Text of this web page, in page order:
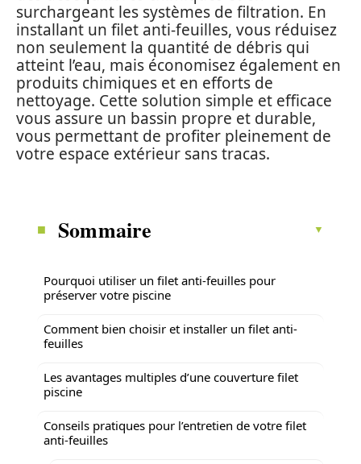
surchargeant les systèmes de filtration. En
installant un filet anti-feuilles, vous réduisez
non seulement la quantité de débris qui
atteint l’eau, mais économisez également en
produits chimiques et en efforts de
nettoyage. Cette solution simple et efficace
vous assure un bassin propre et durable,
vous permettant de profiter pleinement de
votre espace extérieur sans tracas.
Sommaire
Pourquoi utiliser un filet anti-feuilles pour
préserver votre piscine
Comment bien choisir et installer un filet anti-
feuilles
Les avantages multiples d’une couverture filet
piscine
Conseils pratiques pour l’entretien de votre filet
anti-feuilles